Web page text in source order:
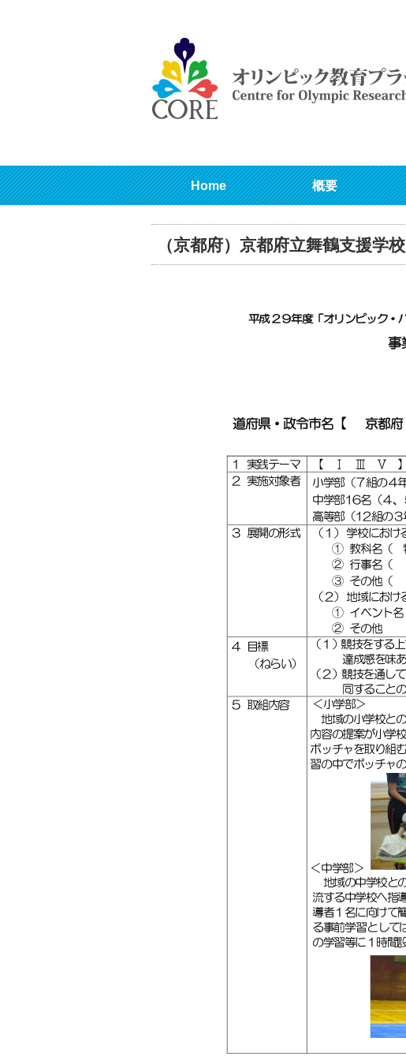
Home 概要
（京都府）京都府立舞鶴支援学校